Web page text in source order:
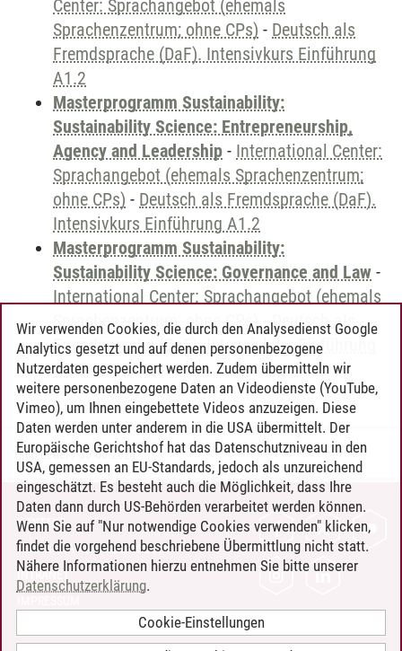
Center: Sprachangebot (ehemals
Sprachenzentrum; ohne CPs) - Deutsch als
Fremdsprache (DaF). Intensivkurs Einführung
A1.2
Masterprogramm Sustainability:
Sustainability Science: Entrepreneurship,
Agency and Leadership - International Center:
Sprachangebot (ehemals Sprachenzentrum;
ohne CPs) - Deutsch als Fremdsprache (DaF).
Intensivkurs Einführung A1.2
Masterprogramm Sustainability:
Sustainability Science: Governance and Law -
International Center: Sprachangebot (ehemals
Sprachenzentrum; ohne CPs)-Deutsch als
Fremdsprache (DaF). Intensivkurs Einführung
A1.2
Timo Leder/30.06.2024
KONTAKT
LEUPHANA ALS ARBEITGEBER
INTRANET
Wir verwenden Cookies, die durch den Analysedienst Google
Analytics gesetzt und auf denen personenbezogene
Nutzerdaten gespeichert werden. Zudem übermitteln wir
weitere personenbezogene Daten an Videodienste (YouTube,
Vimeo), um Ihnen eingebettete Videos anzuzeigen. Diese
Daten werden unter anderem in die USA übermittelt. Der
Europäische Gerichtshof hat das Datenschutzniveau in den
USA, gemessen an EU-Standards, jedoch als unzureichend
eingeschätzt. Es besteht auch die Möglichkeit, dass Ihre
Daten dann durch US-Behörden verarbeitet werden können.
Wenn Sie auf "Nur notwendige Cookies verwenden" klicken,
findet die vorgehend beschriebene Übermittlung nicht statt.
Nähere Informationen hierzu entnehmen Sie bitte unserer
Datenschutzerklärung.
Cookie-Einstellungen